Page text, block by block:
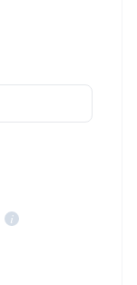
i